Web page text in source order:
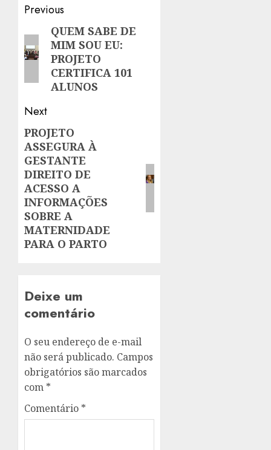
Post
navigation
Previous
Previous
post:
QUEM SABE DE
MIM SOU EU:
PROJETO
CERTIFICA 101
ALUNOS
Next
Next
post:
PROJETO
ASSEGURA À
GESTANTE
DIREITO DE
ACESSO A
INFORMAÇÕES
SOBRE A
MATERNIDADE
PARA O PARTO
Deixe um
comentário
O seu endereço de e-mail
não será publicado. Campos
obrigatórios são marcados
com *
Comentário *